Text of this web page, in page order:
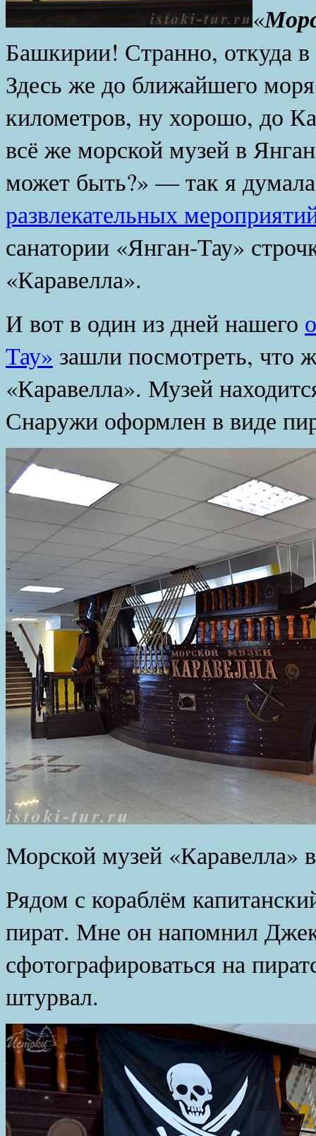
«
Башкирии! Странно, откуда
Здесь же до ближайшего
километров, ну хорошо, до
всё же морской музей в
может быть?» — так я
развлекательных
санатории «Янган-Тау»
«Каравелла».
И вот в один из дней нашего
Тау» зашли посмотреть, что
«Каравелла». Музей
Снаружи оформлен в виде
Морской музей «Каравелла»
Рядом с кораблём
пират. Мне он напомнил
сфотографироваться на
штурвал.